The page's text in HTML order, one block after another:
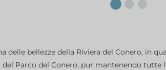
delle bellezze della Riviera del Conero, in
Parco del Conero, pur mantenendo tutte